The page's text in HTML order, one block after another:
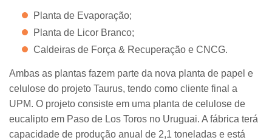
Planta de Evaporação;
Planta de Licor Branco;
Caldeiras de Força & Recuperação e CNCG.
Ambas as plantas fazem parte da nova planta de papel e
celulose do projeto Taurus, tendo como cliente final a
UPM. O projeto consiste em uma planta de celulose de
eucalipto em Paso de Los Toros no Uruguai. A fábrica terá
capacidade de produção anual de 2,1 toneladas e está